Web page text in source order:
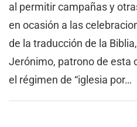
al permitir campañas y
en ocasión a las
de la traducción de la
Jerónimo, patrono de esta
el régimen de “iglesia por…